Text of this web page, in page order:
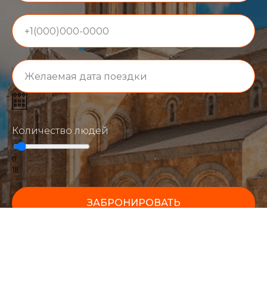
Количество людей
0
18
ЗАБРОНИРОВАТЬ